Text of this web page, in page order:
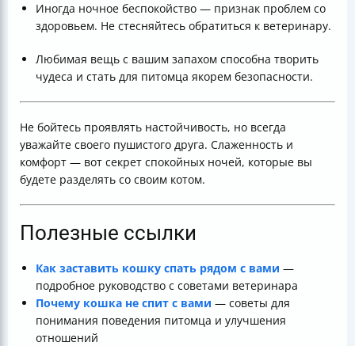
Иногда ночное беспокойство — признак проблем со
здоровьем. Не стесняйтесь обратиться к ветеринару.
Любимая вещь с вашим запахом способна творить
чудеса и стать для питомца якорем безопасности.
Не бойтесь проявлять настойчивость, но всегда
уважайте своего пушистого друга. Слаженность и
комфорт — вот секрет спокойных ночей, которые вы
будете разделять со своим котом.
Полезные ссылки
Как заставить кошку спать рядом с вами —
подробное руководство с советами ветеринара
Почему кошка не спит с вами — советы для
понимания поведения питомца и улучшения
отношений